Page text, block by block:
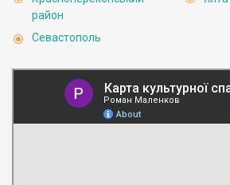
район
Севастополь